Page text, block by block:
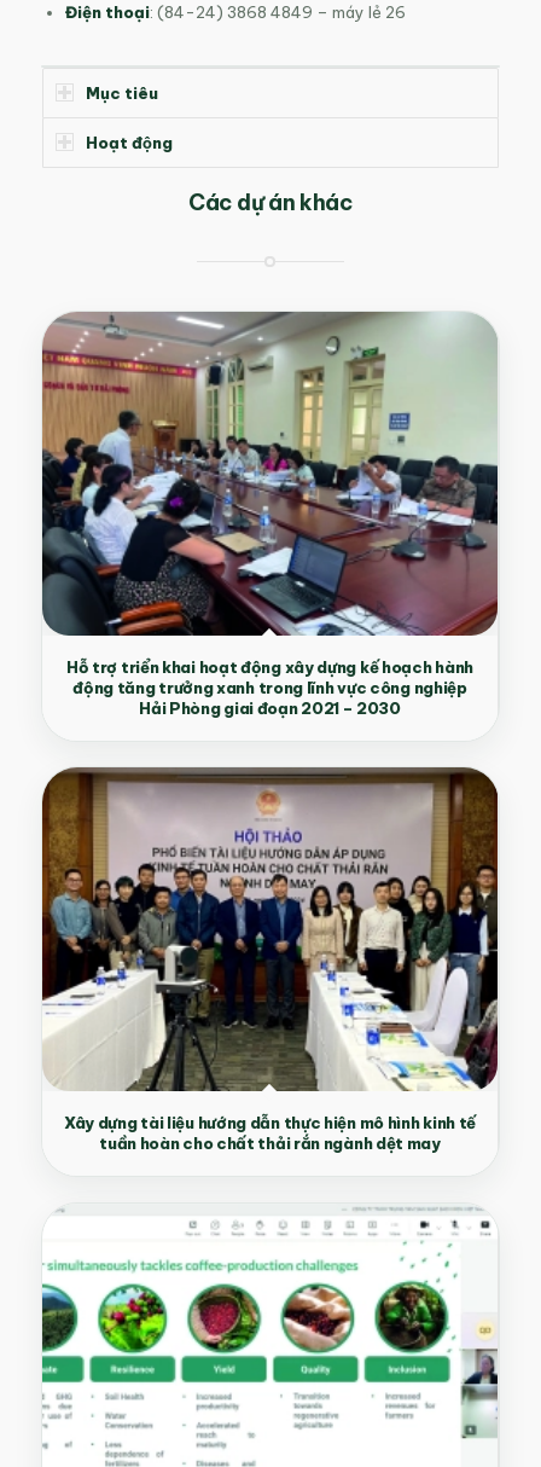
Điện thoại: (84-24) 3868 4849 – máy lẻ 26
Mục tiêu
Hoạt động
Các dự án khác
Hỗ trợ triển khai hoạt động xây dựng kế hoạch hành
động tăng trưởng xanh trong lĩnh vực công nghiệp
Hải Phòng giai đoạn 2021 – 2030
Xây dựng tài liệu hướng dẫn thực hiện mô hình kinh tế
tuần hoàn cho chất thải rắn ngành dệt may